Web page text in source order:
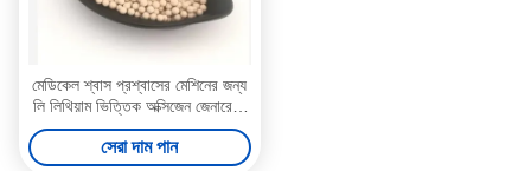
মেডিকেল শ্বাস প্রশ্বাসের মেশিনের জন্য
লি লিথিয়াম ভিত্তিক অক্সিজেন জেনারেটর
মলিকুলার সিভ জেলিওাইট
সেরা দাম পান